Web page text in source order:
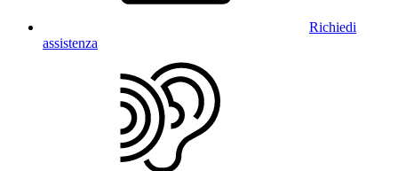
Richiedi
assistenza